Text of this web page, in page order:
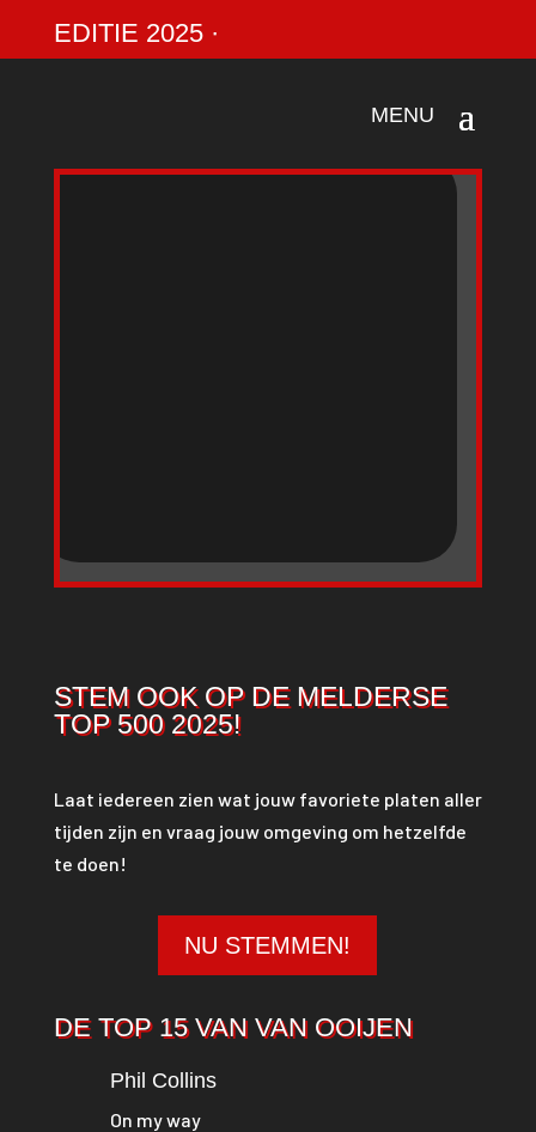
EDITIE 2025 ·
STEM OOK OP DE MELDERSE
TOP 500 2025!
Laat iedereen zien wat jouw favoriete platen aller
tijden zijn en vraag jouw omgeving om hetzelfde
te doen!
NU STEMMEN!
DE TOP 15 VAN VAN OOIJEN
Phil Collins
On my way